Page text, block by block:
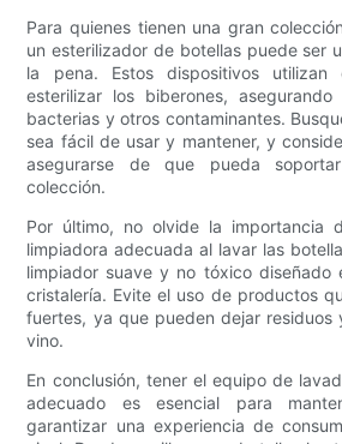
Para quienes tienen una gran
un esterilizador de botellas puede ser
la pena. Estos dispositivos
esterilizar los biberones,
bacterias y otros contaminantes.
sea fácil de usar y mantener, y
asegurarse de que pueda
colección.
Por último, no olvide la importancia
limpiadora adecuada al lavar las
limpiador suave y no tóxico diseñado
cristalería. Evite el uso de productos
fuertes, ya que pueden dejar
vino.
En conclusión, tener el equipo de
adecuado es esencial para
garantizar una experiencia de